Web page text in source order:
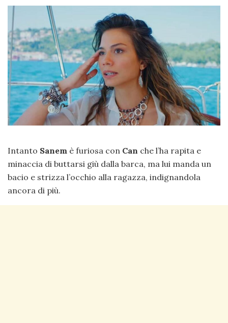
Intanto Sanem è furiosa con Can che l’ha rapita e
minaccia di buttarsi giù dalla barca, ma lui manda un
bacio e strizza l’occhio alla ragazza, indignandola
ancora di più.